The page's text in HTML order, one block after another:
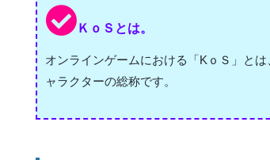
ＫｏＳとは。
オンラインゲームにおける「KｏＳ」と
ャラクターの総称です。